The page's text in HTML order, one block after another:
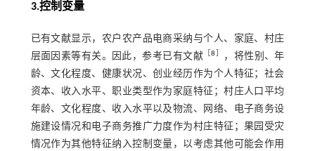
3.控制变量
已有文献显示，农户农产品电商采纳与个人、家庭、村庄
层面因素等有关。因此，参考已有文献［8
，将性别、年
龄、文化程度、健康状况、创业经历作为个人特征；社会
资本、收入水平、职业类型作为家庭特征；村庄人口平均
年龄、文化程度、收入水平以及物流、网络、电子商务设
施建设情况和电子商务推广力度作为村庄特征；果园受灾
情况作为其他特征纳入控制变量，以考虑其他可能会作用